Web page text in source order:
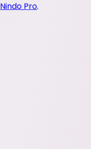
Nindo Pro.